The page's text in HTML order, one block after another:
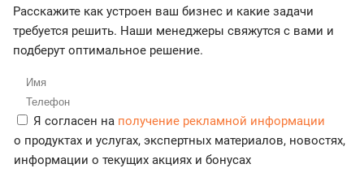
Расскажите как устроен ваш бизнес и какие задачи
требуется решить. Наши менеджеры свяжутся с вами и
подберут оптимальное решение.
Я согласен на получение рекламной информации
о продуктах и услугах, экспертных материалов, новостях,
информации о текущих акциях и бонусах